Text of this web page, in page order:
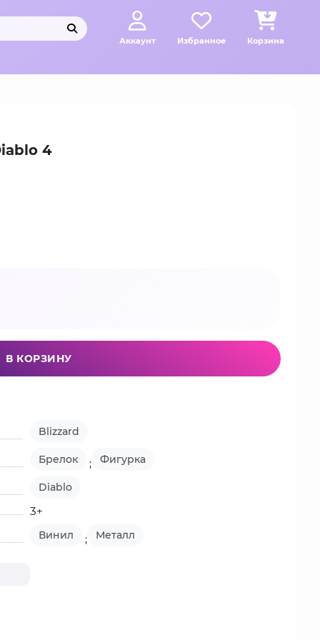
Аккаунт Избранное Корзина
4
В КОРЗИНУ
Blizzard
Брелок ; Фигурка
Diablo
3+
Винил ; Металл